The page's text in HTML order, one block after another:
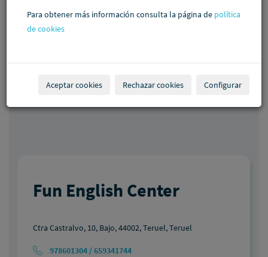
Fun English Center
Ctra Castralvo, 10, Bajo, 44002, Teruel, Teruel
978601304 / 659341744
Para obtener más información consulta la página de política
de cookies
Aceptar cookies Rechazar cookies Configurar